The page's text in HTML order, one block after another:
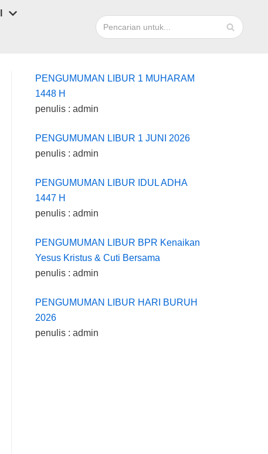
PENGUMUMAN LIBUR 1 MUHARAM
1448 H
penulis : admin
PENGUMUMAN LIBUR 1 JUNI 2026
penulis : admin
PENGUMUMAN LIBUR IDUL ADHA
1447 H
penulis : admin
PENGUMUMAN LIBUR BPR Kenaikan
Yesus Kristus & Cuti Bersama
penulis : admin
PENGUMUMAN LIBUR HARI BURUH
2026
penulis : admin